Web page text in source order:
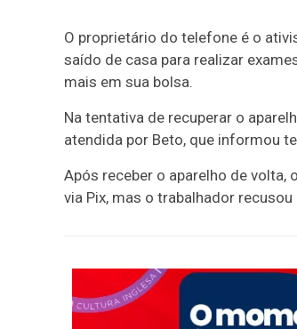
O proprietário do telefone é o
saído de casa para realizar
mais em sua bolsa.
Na tentativa de recuperar o
atendida por Beto, que informou
Após receber o aparelho de
via Pix, mas o trabalhador recusou